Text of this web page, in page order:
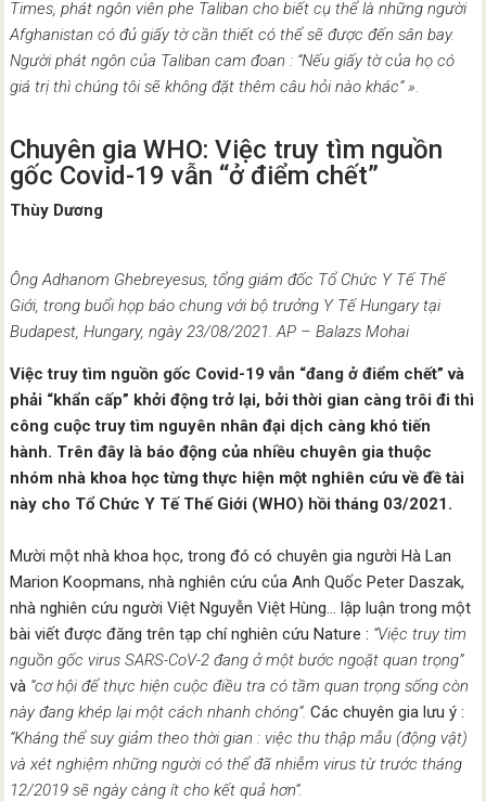
Times, phát ngôn viên phe Taliban cho biết cụ thể là những người
Afghanistan có đủ giấy tờ cần thiết có thể sẽ được đến sân bay.
Người phát ngôn của Taliban cam đoan : “Nếu giấy tờ của họ có
giá trị thì chúng tôi sẽ không đặt thêm câu hỏi nào khác” ».
Chuyên gia WHO: Việc truy tìm nguồn
gốc Covid-19 vẫn “ở điểm chết”
Thùy Dương
Ông Adhanom Ghebreyesus, tổng giám đốc Tổ Chức Y Tế Thế
Giới, trong buổi họp báo chung với bộ trưởng Y Tế Hungary tại
Budapest, Hungary, ngày 23/08/2021. AP – Balazs Mohai
Việc truy tìm nguồn gốc Covid-19 vẫn “đang ở điểm chết” và
phải “khẩn cấp” khởi động trở lại, bởi thời gian càng trôi đi thì
công cuộc truy tìm nguyên nhân đại dịch càng khó tiến
hành. Trên đây là báo động của nhiều chuyên gia thuộc
nhóm nhà khoa học từng thực hiện một nghiên cứu về đề tài
này cho Tổ Chức Y Tế Thế Giới (WHO) hồi tháng 03/2021.
Mười một nhà khoa học, trong đó có chuyên gia người Hà Lan
Marion Koopmans, nhà nghiên cứu của Anh Quốc Peter Daszak,
nhà nghiên cứu người Việt Nguyễn Việt Hùng… lập luận trong một
bài viết được đăng trên tạp chí nghiên cứu Nature : “Việc truy tìm
nguồn gốc virus SARS-CoV-2 đang ở một bước ngoặt quan trọng”
và “cơ hội để thực hiện cuộc điều tra có tầm quan trọng sống còn
này đang khép lại một cách nhanh chóng”. Các chuyên gia lưu ý :
“Kháng thể suy giảm theo thời gian : việc thu thập mẫu (động vật)
và xét nghiệm những người có thể đã nhiễm virus từ trước tháng
12/2019 sẽ ngày càng ít cho kết quả hơn”.